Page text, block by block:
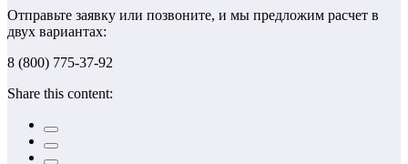
Отправьте заявку или позвоните, и мы предложим расчет в
двух вариантах:
8 (800) 775-37-92
Share this content: